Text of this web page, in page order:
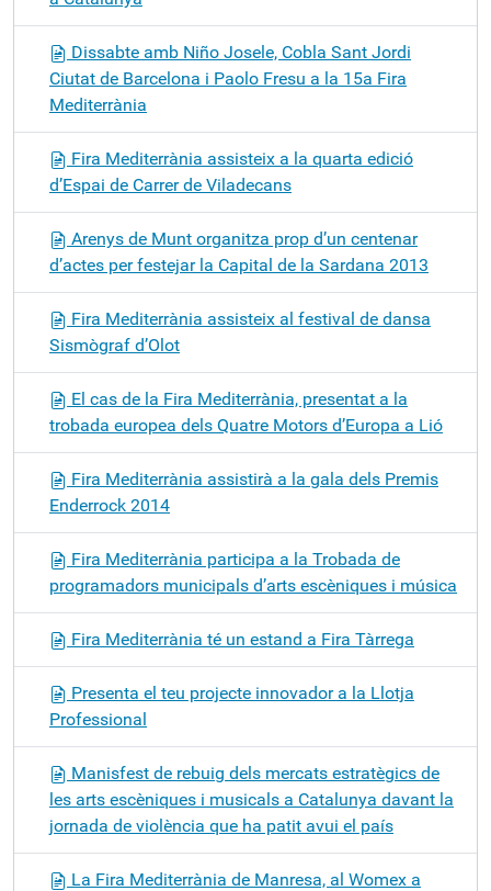
Dissabte amb Niño Josele, Cobla Sant Jordi
Ciutat de Barcelona i Paolo Fresu a la 15a Fira
Mediterrània
Fira Mediterrània assisteix a la quarta edició
d’Espai de Carrer de Viladecans
Arenys de Munt organitza prop d’un centenar
d’actes per festejar la Capital de la Sardana 2013
Fira Mediterrània assisteix al festival de dansa
Sismògraf d’Olot
El cas de la Fira Mediterrània, presentat a la
trobada europea dels Quatre Motors d’Europa a Lió
Fira Mediterrània assistirà a la gala dels Premis
Enderrock 2014
Fira Mediterrània participa a la Trobada de
programadors municipals d’arts escèniques i música
Fira Mediterrània té un estand a Fira Tàrrega
Presenta el teu projecte innovador a la Llotja
Professional
Manisfest de rebuig dels mercats estratègics de
les arts escèniques i musicals a Catalunya davant la
jornada de violència que ha patit avui el país
La Fira Mediterrània de Manresa, al Womex a